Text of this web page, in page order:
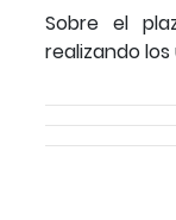
Sobre el
realizando